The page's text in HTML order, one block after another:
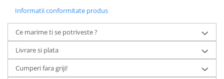
Informatii conformitate produs
Ce marime ti se potriveste ?
Livrare si plata
Cumperi fara griji!